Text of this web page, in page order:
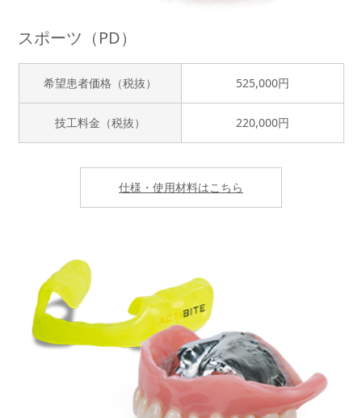
スポーツ（PD）
希望患者価格（税抜） 525,000円
技工料金（税抜） 220,000円
仕様・使用材料はこちら